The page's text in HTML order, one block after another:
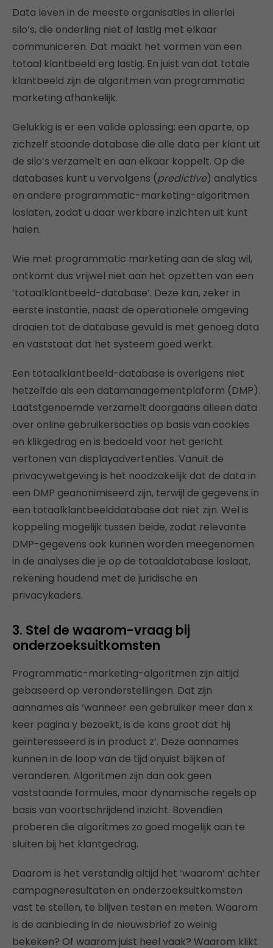
Data leven in de meeste organisaties in allerlei
silo’s, die onderling niet of lastig met elkaar
communiceren. Dat maakt het vormen van een
totaal klantbeeld erg lastig. En juist van dat totale
klantbeeld zijn de algoritmen van programmatic
marketing afhankelijk.
Gelukkig is er een valide oplossing: een aparte, op
zichzelf staande database die alle data per klant uit
de silo’s verzamelt en aan elkaar koppelt. Op die
databases kunt u vervolgens (predictive) analytics
en andere programmatic-marketing-algoritmen
loslaten, zodat u daar werkbare inzichten uit kunt
halen.
Wie met programmatic marketing aan de slag wil,
ontkomt dus vrijwel niet aan het opzetten van een
’totaalklantbeeld-database’. Deze kan, zeker in
eerste instantie, naast de operationele omgeving
draaien tot de database gevuld is met genoeg data
en vaststaat dat het systeem goed werkt.
Een totaalklantbeeld-database is overigens niet
hetzelfde als een datamanagementplaform (DMP).
Laatstgenoemde verzamelt doorgaans alleen data
over online gebruikersacties op basis van cookies
en klikgedrag en is bedoeld voor het gericht
vertonen van displayadvertenties. Vanuit de
privacywetgeving is het noodzakelijk dat de data in
een DMP geanonimiseerd zijn, terwijl de gegevens in
een totaalklantbeelddatabase dat niet zijn. Wel is
koppeling mogelijk tussen beide, zodat relevante
DMP-gegevens ook kunnen worden meegenomen
in de analyses die je op de totaaldatabase loslaat,
rekening houdend met de juridische en
privacykaders.
3. Stel de waarom-vraag bij
onderzoeksuitkomsten
Programmatic-marketing-algoritmen zijn altijd
gebaseerd op veronderstellingen. Dat zijn
aannames als ‘wanneer een gebruiker meer dan x
keer pagina y bezoekt, is de kans groot dat hij
geïnteresseerd is in product z’. Deze aannames
kunnen in de loop van de tijd onjuist blijken of
veranderen. Algoritmen zijn dan ook geen
vaststaande formules, maar dynamische regels op
basis van voortschrijdend inzicht. Bovendien
proberen die algoritmes zo goed mogelijk aan te
sluiten bij het klantgedrag.
Daarom is het verstandig altijd het ‘waarom’ achter
campagneresultaten en onderzoeksuitkomsten
vast te stellen, te blijven testen en meten. Waarom
is de aanbieding in de nieuwsbrief zo weinig
bekeken? Of waarom juist heel vaak? Waarom klikt